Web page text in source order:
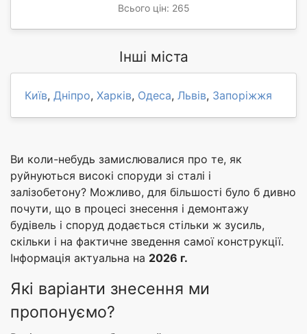
Всього цін: 265
Інші міста
Київ, Дніпро, Харків, Одеса, Львів, Запоріжжя
Ви коли-небудь замислювалися про те, як
руйнуються високі споруди зі сталі і
залізобетону? Можливо, для більшості було б дивно
почути, що в процесі знесення і демонтажу
будівель і споруд додається стільки ж зусиль,
скільки і на фактичне зведення самої конструкції.
Інформація актуальна на 2026 г.
Які варіанти знесення ми
пропонуємо?